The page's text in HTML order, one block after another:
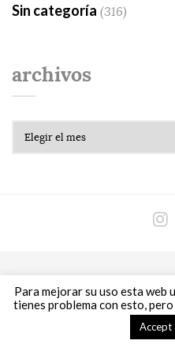
Sin categoría (316)
archivos
Copyright © 2018
Para mejorar su uso esta web
tienes problema con esto,
Accept